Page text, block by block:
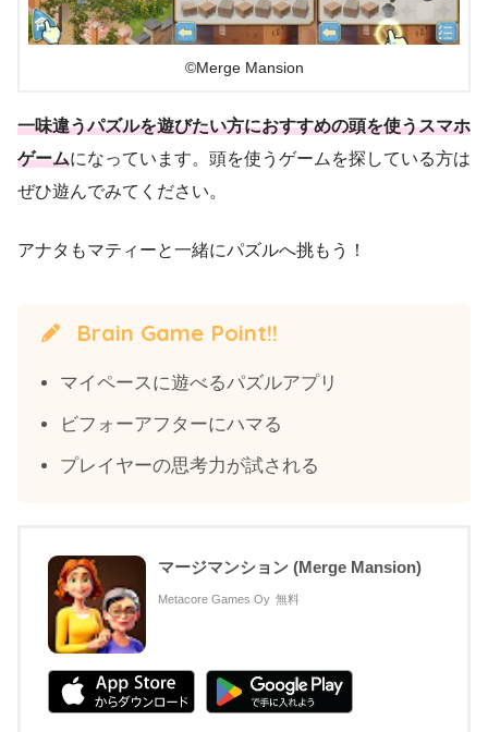
©Merge Mansion
一味違うパズルを遊びたい方におすすめの頭を使うスマホ
ゲームになっています。頭を使うゲームを探している方は
ぜひ遊んでみてください。
アナタもマティーと一緒にパズルへ挑もう！
Brain Game Point!!
マイペースに遊べるパズルアプリ
ビフォーアフターにハマる
プレイヤーの思考力が試される
マージマンション (Merge Mansion)
Metacore Games Oy 無料